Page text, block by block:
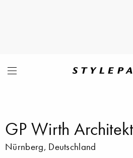
GP Wirth
Nürnberg, Deutschland